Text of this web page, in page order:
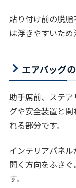
貼り付け前の脱
は浮きやすいため
エアバッグ
助手席前、ステ
グや安全装置と
れる部分です。
インテリアパネル
開く方向をふさ
す。